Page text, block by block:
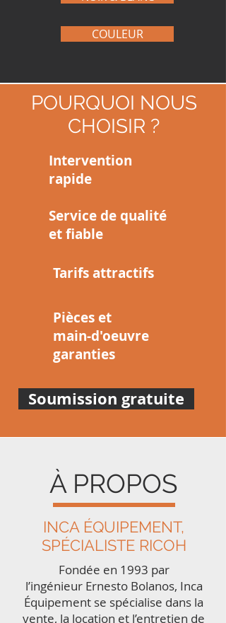
COULEUR
POURQUOI NOUS
CHOISIR ?
Intervention
rapide
Service de qualité
et fiable
Tarifs attractifs
Pièces et
main-d'oeuvre
garanties
Soumission gratuite
À PROPOS
INCA ÉQUIPEMENT,
SPÉCIALISTE RICOH
Fondée en 1993 par
l’ingénieur Ernesto Bolanos, Inca
Équipement se spécialise dans la
vente, la location et l’entretien de